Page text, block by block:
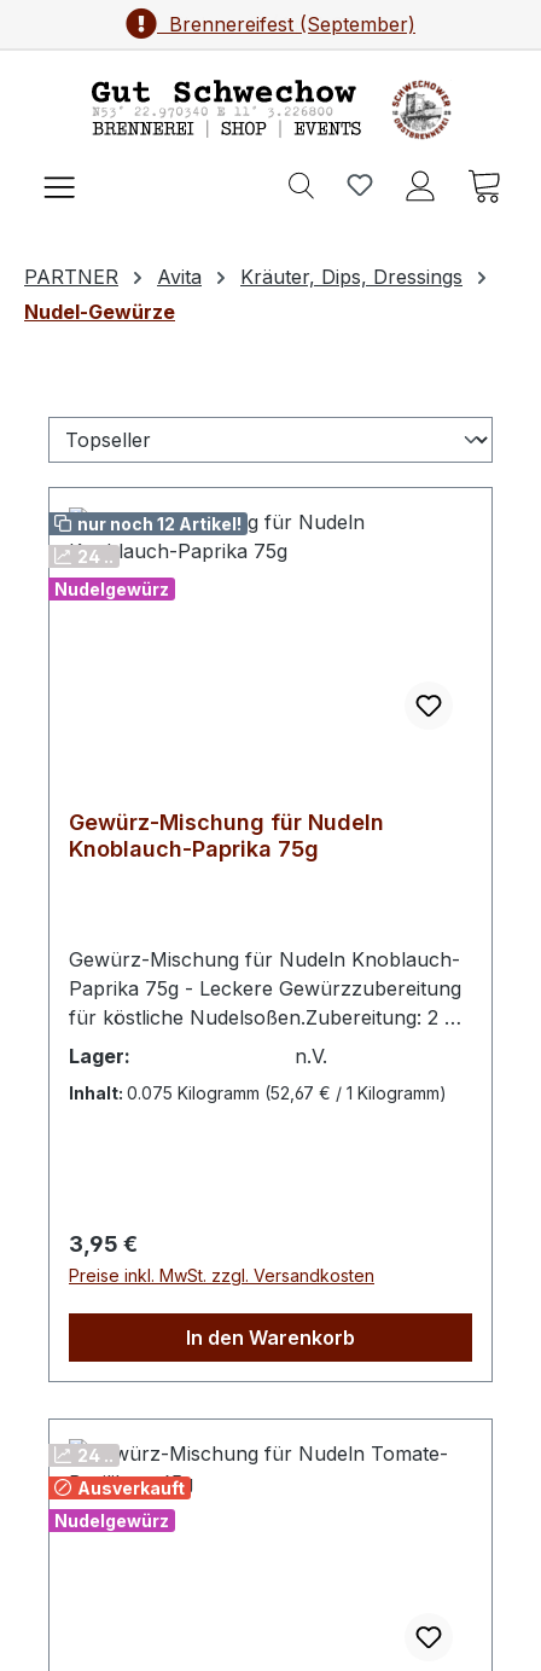
Zum Hauptinhalt springenBrennereifest (September)
PARTNER Avita
Kräuter, Dips, Dressings
Nudel-Gewürze
nur noch 12 Artikel!
24 ..
Nudelgewürz
Gewürz-Mischung für Nudeln
Knoblauch-Paprika 75g
Gewürz-Mischung für Nudeln Knoblauch-
Paprika 75g - Leckere Gewürzzubereitung
für köstliche Nudelsoßen.Zubereitung: 2 EL
Gewürzzubereitung mit 4 EL Wasser und 4
EL Olivenöl in eine Pfanne geben. Die
Mischung etwas köcheln lassen bis das
und Parmesan verfeinern!
Lager: n.V.
Inhalt: 0.075 Kilogramm (52,67 € / 1 Kilogramm)
Regulärer Preis:
3,95 €
Preise inkl. MwSt. zzgl. Versandkosten
In den Warenkorb
24 ..
Ausverkauft
Nudelgewürz